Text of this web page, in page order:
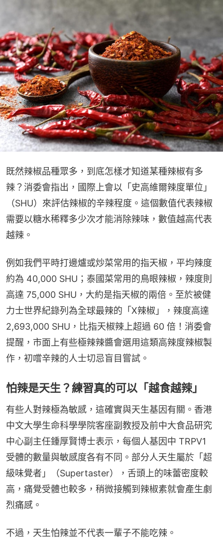
既然辣椒品種眾多，到底怎樣才知道某種辣椒有多
辣？消委會指出，國際上會以「史高維爾辣度單位」
（SHU）來評估辣椒的辛辣程度。這個數值代表辣椒
需要以糖水稀釋多少次才能消除辣味，數值越高代表
越辣。
例如我們平時打邊爐或炒菜常用的指天椒，平均辣度
約為 40,000 SHU；泰國菜常用的鳥眼辣椒，辣度則
高達 75,000 SHU，大約是指天椒的兩倍。至於被健
力士世界紀錄列為全球最辣的「X辣椒」，辣度高達
2,693,000 SHU，比指天椒辣上超過 60 倍！消委會
提醒，市面上有些極辣辣醬會選用這類高辣度辣椒製
作，初嚐辛辣的人士切忌盲目嘗試。
怕辣是天生？練習真的可以「越食越辣」
有些人對辣極為敏感，這確實與天生基因有關。香港
中文大學生命科學學院客座副教授及前中大食品研究
中心副主任鍾厚賢博士表示，每個人基因中 TRPV1
受體的數量與敏感度各有不同。部分人天生屬於「超
級味覺者」（Supertaster），舌頭上的味蕾密度較
高，痛覺受體也較多，稍微接觸到辣椒素就會產生劇
烈痛感。
不過，天生怕辣並不代表一輩子不能吃辣。